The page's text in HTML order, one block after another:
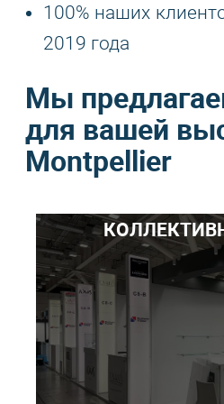
100% наших
2019 года
Мы
для вашей
Montpellier